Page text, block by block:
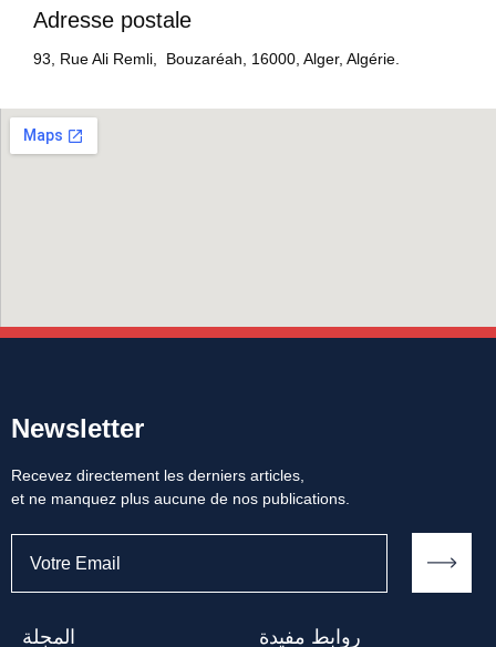
Adresse postale
93, Rue Ali Remli, Bouzaréah, 16000, Alger, Algérie.
Newsletter
Recevez directement les derniers articles,
et ne manquez plus aucune de nos publications.
المجلة روابط مفيدة